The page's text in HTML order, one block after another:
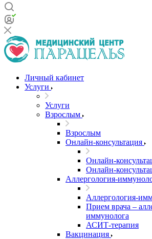
Личный кабинет
Услуги
Услуги
Взрослым
Взрослым
Онлайн-консультация
Онлайн-
Онлайн-
Аллергология-
Аллергология-
Прием врача –
иммунолога
АСИТ-терапия
Вакцинация